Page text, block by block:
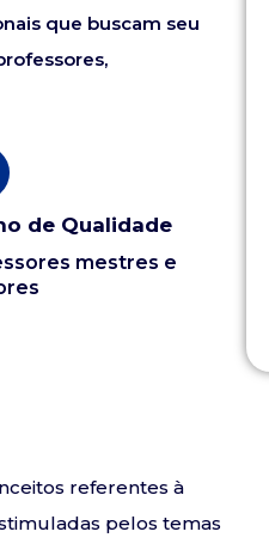
que buscam seu
de Qualidade
mestres e
referentes à
pelos temas